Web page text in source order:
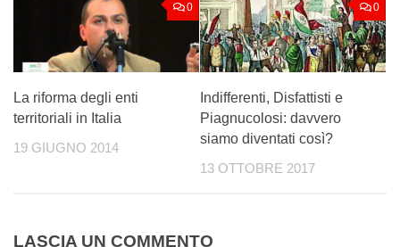
0
La riforma degli enti
territoriali in Italia
19 GIUGNO 2014
0
Indifferenti, Disfattisti e
Piagnucolosi: davvero
siamo diventati così?
13 OTTOBRE 2017
LASCIA UN COMMENTO